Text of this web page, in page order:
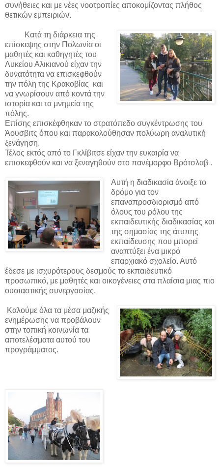
συνήθειες και με νέες νοοτροπίες αποκομίζοντας πλήθος
θετικών εμπειριών.
Κατά τη διάρκεια της
επίσκεψης στην Πολωνία οι
μαθητές και καθηγητές του
Λυκείου Αλικιανού είχαν την
δυνατότητα να επισκεφθούν
την πόλη της Κρακοβίας και
να γνωρίσουν από κοντά την
ιστορία και τα μνημεία της
πόλης.
Επίσης επισκέφθηκαν το στρατόπεδο συγκέντρωσης του
Άουσβιτς όπου και παρακολούθησαν πολύωρη αναλυτική
ξενάγηση.
Τέλος εκτός από το Γκλίβιτσε είχαν την ευκαιρία να
επισκεφθούν και να ξεναγηθούν στο πανέμορφο Βρότσλαβ .
Αυτή η διαδικασία άνοιξε το
δρόμο για τον
επαναπροσδιορισμό από
όλους του ρόλου της
εκπαιδευτικής διαδικασίας και
της σημασίας της άτυπης
εκπαίδευσης που μπορεί
αναπτύξει ένα μικρό
επαρχιακό σχολείο. Αυτό
έδεσε με ισχυρότερους δεσμούς το εκπαιδευτικό
προσωπικό, με μαθητές και οικογένειες στα πλαίσια μιας πιο
ουσιαστικής συνεργασίας.
Καλούμε όλα τα μέσα μαζικής
ενημέρωσης να προβάλουν
στην τοπική κοινωνία τα
αποτελέσματα αυτού του
προγράμματος.